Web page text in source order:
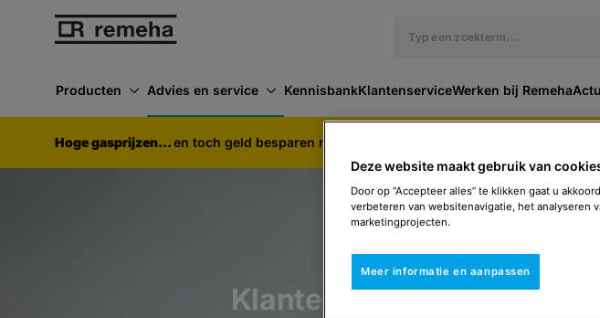
Producten Advies en service KennisbankKlantenserviceWerken bij Remeha
Hoge gasprijzen...en toch geld besparen met een hybride warmtepomp.
Klantenservice
Deze website maakt gebruik van
Door op “Accepteer alles” te klikken gaat u
verbeteren van websitenavigatie, het analyseren
marketingprojecten.
Meer informatie en aanpassen